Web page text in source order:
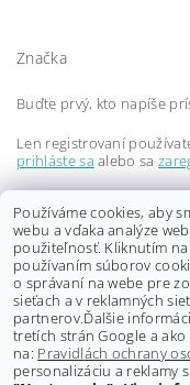
Značka
Buďte prvý, kto napíše
Len registrovaní
prihláste sa alebo sa
Len registrovaní
prihláste saalebo sa
Používáme cookies, aby
webu a vďaka analýze
použiteľnosť. Kliknutím
používaním súborov
o správaní na webe pre
sieťach a v reklamných
partnerov.Ďalšie
tretích strán Google a
na: Pravidlách ochrany
personalizáciu a reklamy